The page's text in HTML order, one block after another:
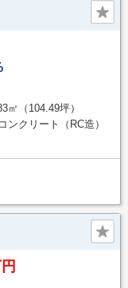
㎡（104.49坪）
ンクリート（RC造）